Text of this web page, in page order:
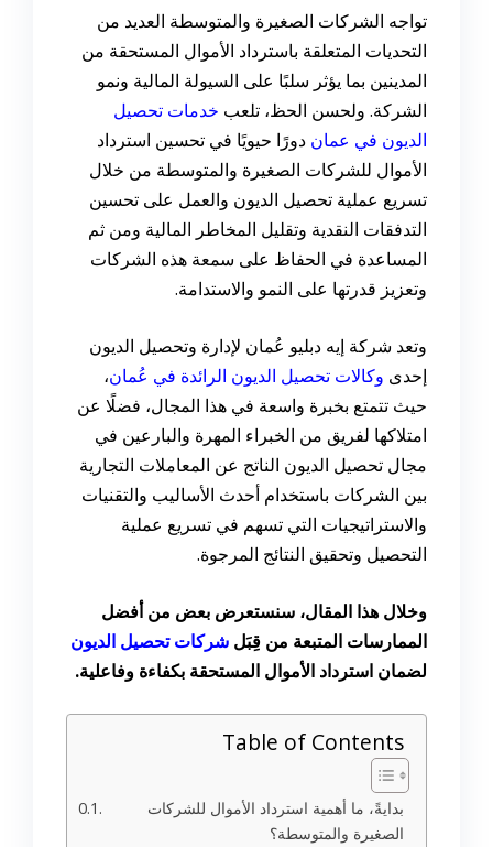
تواجه الشركات الصغيرة والمتوسطة العديد من
التحديات المتعلقة باسترداد الأموال المستحقة من
المدينين بما يؤثر سلبًا على السيولة المالية ونمو
الشركة. ولحسن الحظ، تلعب خدمات تحصيل
الديون في عمان دورًا حيويًا في تحسين استرداد
الأموال للشركات الصغيرة والمتوسطة من خلال
تسريع عملية تحصيل الديون والعمل على تحسين
التدفقات النقدية وتقليل المخاطر المالية ومن ثم
المساعدة في الحفاظ على سمعة هذه الشركات
وتعزيز قدرتها على النمو والاستدامة.
وتعد شركة إيه دبليو عُمان لإدارة وتحصيل الديون
إحدى وكالات تحصيل الديون الرائدة في عُمان،
حيث تتمتع بخبرة واسعة في هذا المجال، فضلًا عن
امتلاكها لفريق من الخبراء المهرة والبارعين في
مجال تحصيل الديون الناتج عن المعاملات التجارية
بين الشركات باستخدام أحدث الأساليب والتقنيات
والاستراتيجيات التي تسهم في تسريع عملية
التحصيل وتحقيق النتائج المرجوة.
وخلال هذا المقال، سنستعرض بعض من أفضل
الممارسات المتبعة من قِبَل شركات تحصيل الديون
لضمان استرداد الأموال المستحقة بكفاءة وفاعلية.
Table of Contents
بدايةً، ما أهمية استرداد الأموال للشركات
الصغيرة والمتوسطة؟